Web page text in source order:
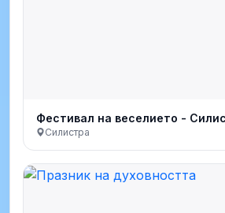
Фестивал на веселието -
Силистра